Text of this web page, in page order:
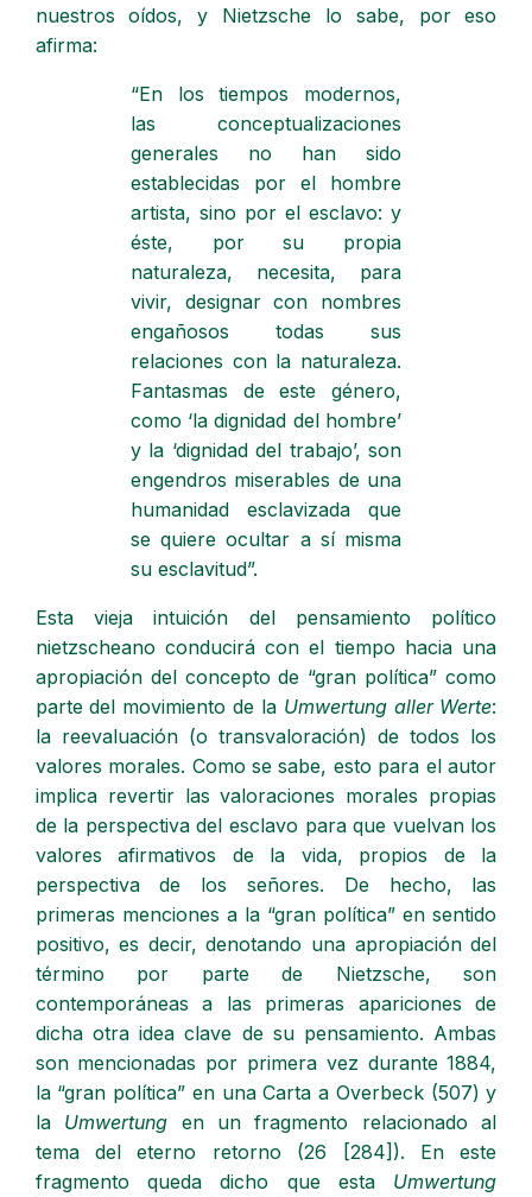
nuestros oídos, y Nietzsche lo sabe, por eso
afirma:
“En los tiempos modernos,
las conceptualizaciones
generales no han sido
establecidas por el hombre
artista, sino por el esclavo: y
éste, por su propia
naturaleza, necesita, para
vivir, designar con nombres
engañosos todas sus
relaciones con la naturaleza.
Fantasmas de este género,
como ‘la dignidad del hombre’
y la ‘dignidad del trabajo’, son
engendros miserables de una
humanidad esclavizada que
se quiere ocultar a sí misma
su esclavitud”.
Esta vieja intuición del pensamiento político
nietzscheano conducirá con el tiempo hacia una
apropiación del concepto de “gran política” como
parte del movimiento de la Umwertung aller Werte:
la reevaluación (o transvaloración) de todos los
valores morales. Como se sabe, esto para el autor
implica revertir las valoraciones morales propias
de la perspectiva del esclavo para que vuelvan los
valores afirmativos de la vida, propios de la
perspectiva de los señores. De hecho, las
primeras menciones a la “gran política” en sentido
positivo, es decir, denotando una apropiación del
término por parte de Nietzsche, son
contemporáneas a las primeras apariciones de
dicha otra idea clave de su pensamiento. Ambas
son mencionadas por primera vez durante 1884,
la “gran política” en una Carta a Overbeck (507) y
la Umwertung en un fragmento relacionado al
tema del eterno retorno (26 [284]). En este
fragmento queda dicho que esta Umwertung